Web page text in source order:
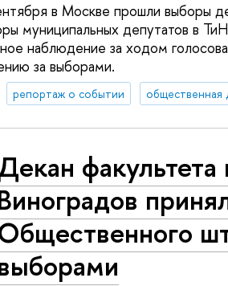
в Москве прошли выборы
муниципальных депутатов в
наблюдение за ходом
за выборами.
репортаж о событии общественная